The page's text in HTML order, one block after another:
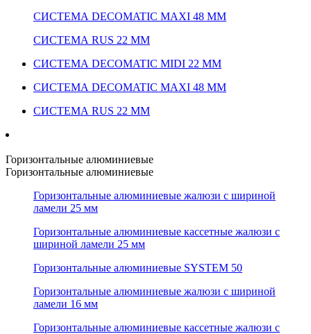
СИСТЕМА DECOMATIC MAXI 48 ММ
СИСТЕМА RUS 22 ММ
СИСТЕМА DECOMATIC MIDI 22 ММ
СИСТЕМА DECOMATIC MAXI 48 ММ
СИСТЕМА RUS 22 ММ
Горизонтальные алюминиевые
Горизонтальные алюминиевые
Горизонтальные алюминиевые жалюзи с шириной
ламели 25 мм
Горизонтальные алюминиевые кассетные жалюзи с
шириной ламели 25 мм
Горизонтальные алюминиевые SYSTEM 50
Горизонтальные алюминиевые жалюзи с шириной
ламели 16 мм
Горизонтальные алюминиевые кассетные жалюзи с